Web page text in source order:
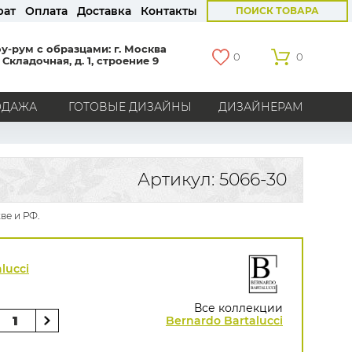
Оплата Доставка Контакты ПОИСК ТОВАРА
рум с образцами: г. Москва
Складочная, д. 1, строение 9
0 0
ГОТОВЫЕ ДИЗАЙНЫ ДИЗАЙНЕРАМ
Америка
Англия Бельгия
Германия
Голландия
Россия Все страны
Marburg
Zambaiti
AS Creation
Hygge Roll
Распродажа остатков
Grandeco
Артикул: 5066-30
и РФ.
Все коллекции
Bernardo Bartalucci